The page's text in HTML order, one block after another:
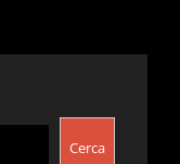
Cerca